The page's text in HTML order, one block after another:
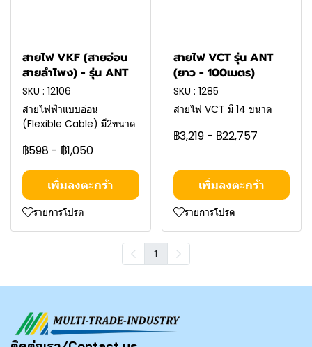
สายไฟ VKF (สายอ่อน
สายลำโพง) - รุ่น ANT
SKU : 12106
สายไฟฟ้าแบบอ่อน
(Flexible Cable) มี2ขนาด
฿598 - ฿1,050
เพิ่มลงตะกร้า
รายการโปรด
สายไฟ VCT รุ่น ANT
(ยาว - 100เมตร)
SKU : 1285
สายไฟ VCT มี 14 ขนาด
฿3,219- ฿22,757
เพิ่มลงตะกร้า
รายการโปรด
1